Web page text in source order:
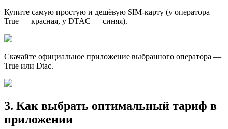
Купите самую простую и дешёвую SIM-карту (у оператора
True — красная, у DTAC — синяя).
Скачайте официальное приложение выбранного оператора —
True или Dtac.
3. Как выбрать оптимальный тариф в
приложении